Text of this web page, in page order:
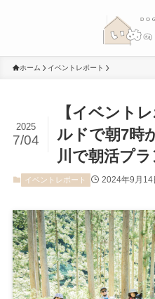
ホーム イベントレポート
【イベント
ルドで朝7時
川で朝活プ
2025
7/04
イベントレポート 2024年9月14